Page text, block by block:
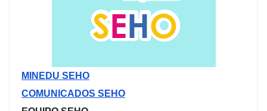
MINEDU SEHO
COMUNICADOS SEHO